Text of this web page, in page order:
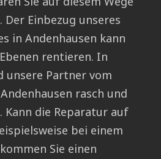
Einbezug unseres
in Andenhausen kann
rentieren. In
unsere Partner vom
rasch und
Kann die Reparatur auf
bei einem
Sie einen